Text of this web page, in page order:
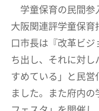
学童保育の民間参
大阪関連評学童保
口市長は『改革ビ
ち出し、それに対
すめている」と民
ました。また府内